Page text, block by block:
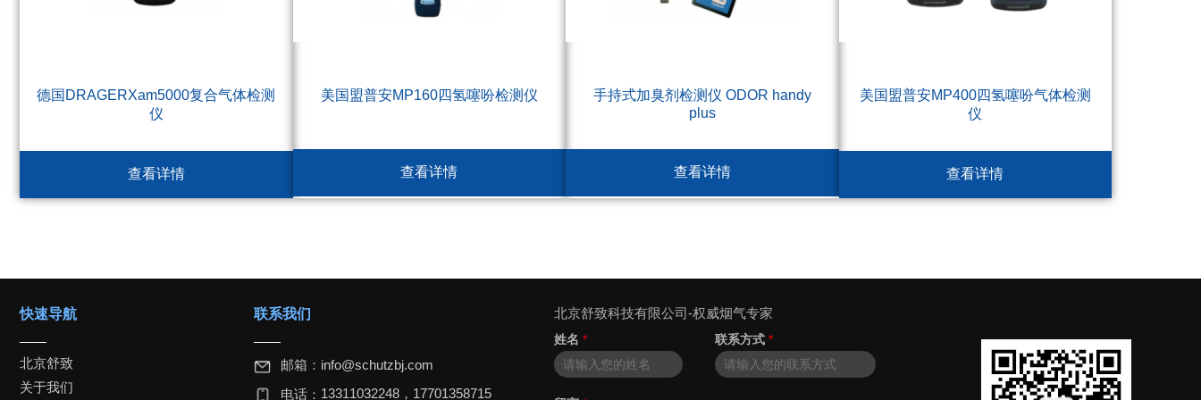
德国DRAGERXam5000复合气体检测
仪
查看详情
美国盟普安MP160四氢噻吩检测仪
查看详情
手持式加臭剂检测仪 ODOR handy
plus
查看详情
美国盟普安MP400四氢噻吩气体检测
仪
查看详情
快速导航
北京舒致
关于我们
联系我们
邮箱： info@schutzbj.com
电话： 13311032248，17701358715
北京舒致科技有限公司-权威烟气专家
姓名* 联系方式*